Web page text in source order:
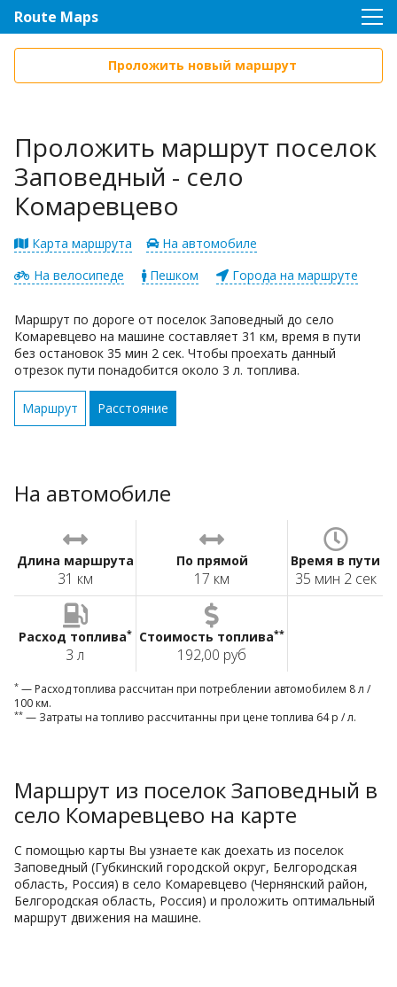
Route Maps
Проложить новый маршрут
Проложить маршрут поселок
Заповедный - село
Комаревцево
Карта маршрута
На автомобиле
На велосипеде
Пешком Города на маршруте
Маршрут по дороге от поселок Заповедный до село
Комаревцево на машине составляет 31 км, время в пути
без остановок 35 мин 2 сек. Чтобы проехать данный
отрезок пути понадобится около 3 л. топлива.
Маршрут Расстояние
На автомобиле
Длина маршрута
31 км
По прямой
17 км
Время в пути
35 мин 2 сек
Расход топлива*
3 л
Стоимость топлива**
192,00 руб
* — Расход топлива рассчитан при потреблении автомобилем 8 л /
100 км.
** — Затраты на топливо рассчитанны при цене топлива 64 р / л.
Маршрут из поселок Заповедный в
село Комаревцево на карте
С помощью карты Вы узнаете как доехать из поселок
Заповедный (Губкинский городской округ, Белгородская
область, Россия) в село Комаревцево (Чернянский район,
Белгородская область, Россия) и проложить оптимальный
маршрут движения на машине.